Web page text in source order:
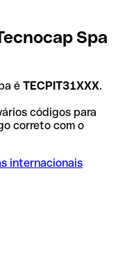
Spa
é TECPIT31XXX.
códigos para
correto com o
internacionais